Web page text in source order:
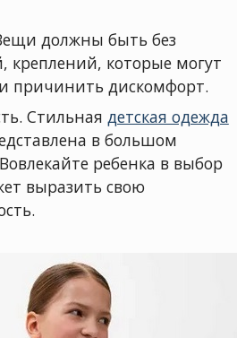
должны быть без
креплений, которые могут
причинить дискомфорт.
Стильная детская одежда
в большом
ребенка в выбор
выразить свою